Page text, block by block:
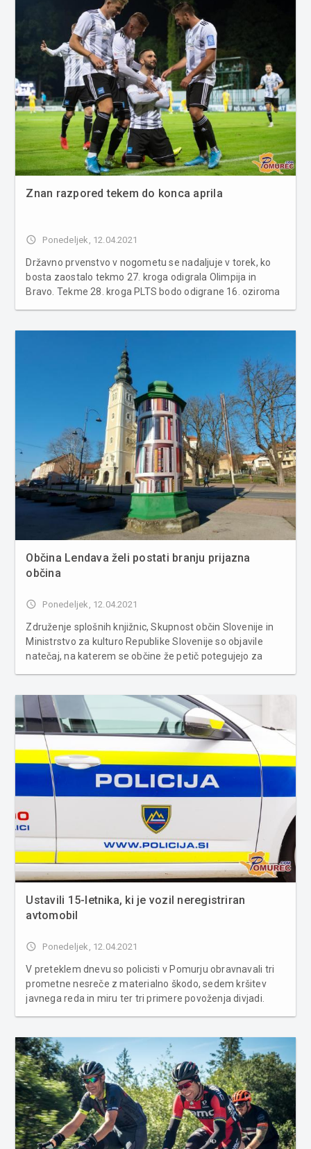
Znan razpored tekem do konca aprila
access_time Ponedeljek, 12.04.2021
Državno prvenstvo v nogometu se nadaljuje v torek, ko
bosta zaostalo tekmo 27. kroga odigrala Olimpija in
Bravo. Tekme 28. kroga PLTS bodo odigrane 16. oziroma
Občina Lendava želi postati branju prijazna
občina
access_time Ponedeljek, 12.04.2021
Združenje splošnih knjižnic, Skupnost občin Slovenije in
Ministrstvo za kulturo Republike Slovenije so objavile
natečaj, na katerem se občine že petič potegujejo za
bo 3. decem...
Ustavili 15-letnika, ki je vozil neregistriran
avtomobil
access_time Ponedeljek, 12.04.2021
V preteklem dnevu so policisti v Pomurju obravnavali tri
prometne nesreče z materialno škodo, sedem kršitev
javnega reda in miru ter tri primere povoženja divjadi.
intervencij...